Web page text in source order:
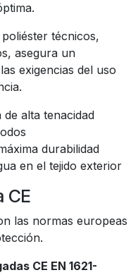
técnicos,
asegura un
exigencias del uso
de alta tenacidad
durabilidad
en el tejido exterior
CE
las normas europeas
CE EN 1621-